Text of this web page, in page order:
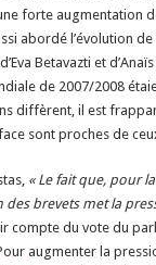
forte augmentation
abordé l’évolution
Betavazti et
de 2007/2008
diffèrent, il est
sont proches de
« Le fait que, pour
brevets met la
compte du vote du
augmenter la